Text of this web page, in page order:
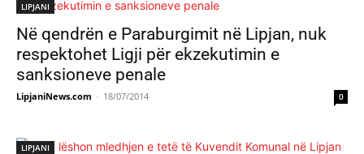
LIPJANI
Në qendrën e Paraburgimit në Lipjan, nuk
respektohet Ligji për ekzekutimin e
sanksioneve penale
LipjaniNews.com - 18/07/2014 0
LIPJANI